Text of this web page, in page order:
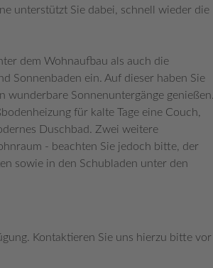
unterstützt Sie dabei, schnell wieder die
dem Wohnaufbau als auch die
Sonnenbaden ein. Auf dieser haben Sie
wunderbare Sonnenuntergänge genießen.
für kalte Tage eine Couch,
Duschbad. Zwei weitere
- beachten Sie jedoch bitte, der
sowie in den Schubladen unter den
Kontaktieren Sie uns hierzu bitte vor